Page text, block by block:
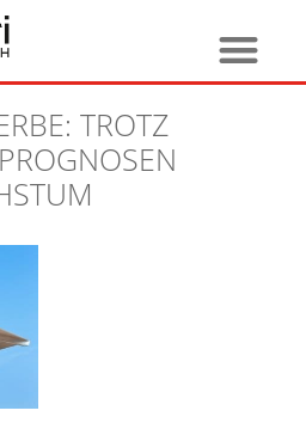
TROTZ